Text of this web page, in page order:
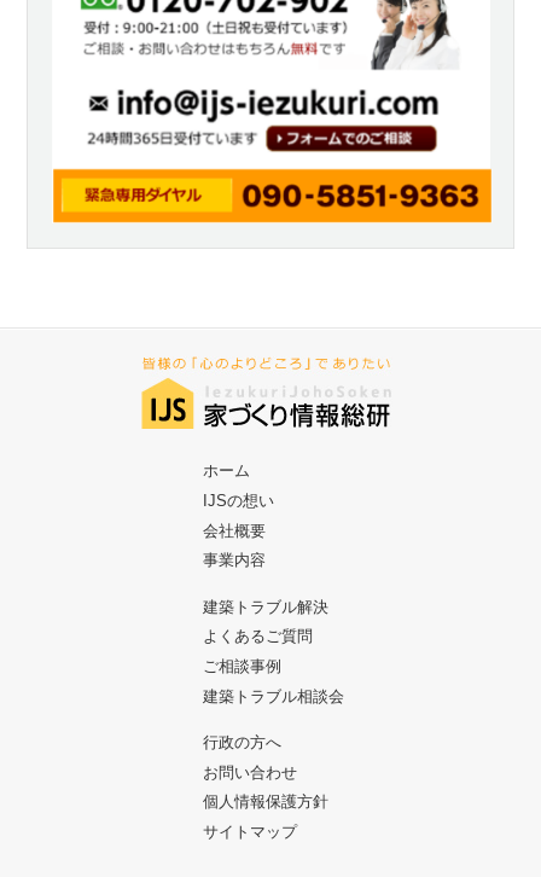
ホーム
IJSの想い
会社概要
事業内容
建築トラブル解決
よくあるご質問
ご相談事例
建築トラブル相談会
行政の方へ
お問い合わせ
個人情報保護方針
サイトマップ